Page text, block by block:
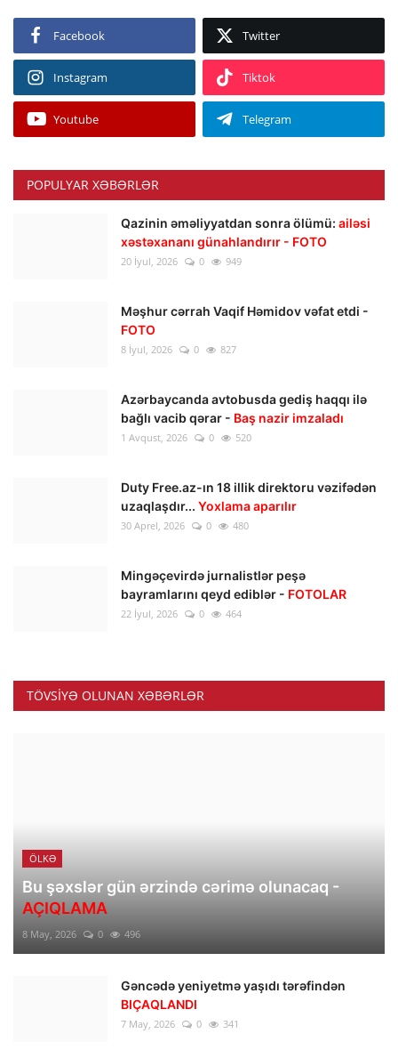
Facebook Twitter
Instagram Tiktok
Youtube Telegram
POPULYAR XƏBƏRLƏR
Qazinin əməliyyatdan sonra ölümü: ailəsi
xəstəxananı günahlandırır - FOTO
20 İyul, 2026 0 949
Məşhur cərrah Vaqif Həmidov vəfat etdi -
FOTO
8 İyul, 2026 0 827
Azərbaycanda avtobusda gediş haqqı ilə
bağlı vacib qərar - Baş nazir imzaladı
1 Avqust, 2026 0 520
Duty Free.az-ın 18 illik direktoru vəzifədən
uzaqlaşdır... Yoxlama aparılır
30 Aprel, 2026 0 480
Mingəçevirdə jurnalistlər peşə
bayramlarını qeyd ediblər - FOTOLAR
22 İyul, 2026 0 464
TÖVSIYƏ OLUNAN XƏBƏRLƏR
ÖLKƏ
Bu şəxslər gün ərzində cərimə olunacaq -
AÇIQLAMA
8 May, 2026 0 496
Gəncədə yeniyetmə yaşıdı tərəfindən
BIÇAQLANDI
7 May, 2026 0 341